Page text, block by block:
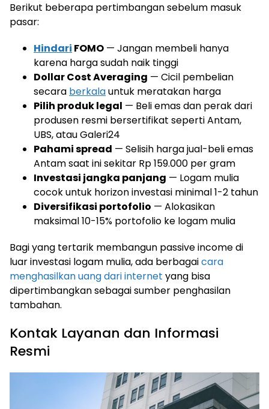
Berikut beberapa pertimbangan sebelum masuk
pasar:
Hindari FOMO — Jangan membeli hanya
karena harga sudah naik tinggi
Dollar Cost Averaging — Cicil pembelian
secara berkalauntuk meratakan harga
Pilih produk legal — Beli emas dan perak dari
produsen resmi bersertifikat seperti Antam,
UBS, atau Galeri24
Pahami spread — Selisih harga jual-beli emas
Antam saat ini sekitar Rp 159.000 per gram
Investasi jangka panjang — Logam mulia
cocok untuk horizon investasi minimal 1-2 tahun
Diversifikasi portofolio — Alokasikan
maksimal 10-15% portofolio ke logam mulia
Bagi yang tertarik membangun passive income di
luar investasi logam mulia, ada berbagaicara
menghasilkan uang dari internet yang bisa
dipertimbangkan sebagai sumber penghasilan
tambahan.
Kontak Layanan dan Informasi
Resmi